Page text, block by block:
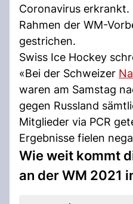
Coronavirus erkrankt.
Rahmen der WM-
gestrichen.
Swiss Ice Hockey
«Bei der Schweizer
waren am Samstag
gegen Russland
Mitglieder via PCR
Ergebnisse fielen
Wie weit kommt
an der WM 2021